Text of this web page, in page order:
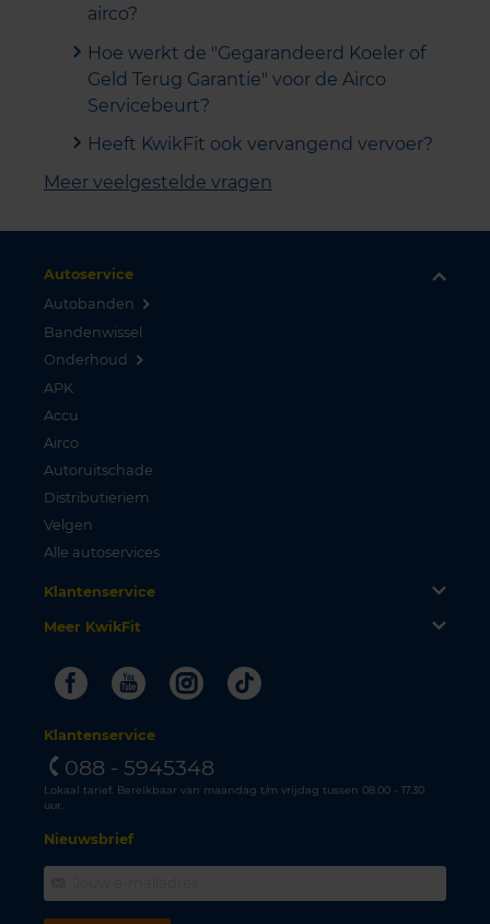
airco?
Hoe werkt de "Gegarandeerd Koeler of
Geld Terug Garantie" voor de Airco
Servicebeurt?
Heeft KwikFit ook vervangend vervoer?
Meer veelgestelde vragen
Autoservice
Autobanden
Bandenwissel
Onderhoud
APK
Accu
Airco
Autoruitschade
Distributieriem
Velgen
Alle autoservices
Klantenservice
Meer KwikFit
FacebookYoutubeInstagram
Tiktok
Klantenservice
088 - 5945348
Lokaal tarief. Bereikbaar van maandag t/m vrijdag tussen 08.00 - 17.30
uur.
Nieuwsbrief